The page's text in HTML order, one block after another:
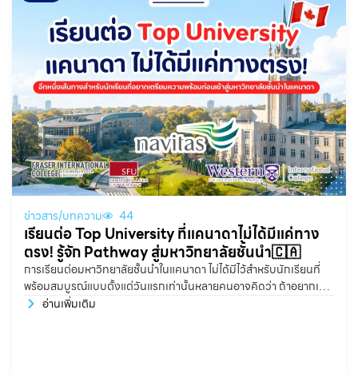
ข่าวสาร/บทความ 44
เรียนต่อ Top University ที่แคนาดาไม่ได้มีแค่ทาง
ตรง! รู้จัก Pathway สู่มหาวิทยาลัยชั้นนำ🇨🇦
การเรียนต่อมหาวิทยาลัยชั้นนำในแคนาดา ไม่ได้มีไว้สำหรับนักเรียนที่
พร้อมสมบูรณ์แบบตั้งแต่วันแรกเท่านั้นหลายคนอาจคิดว่า ถ้าอยากเข้า
Top University จะต้องมีเกรดสูงมาก ภาษาอังกฤษดีมาก และพร้อม
อ่านเพิ่มเติม